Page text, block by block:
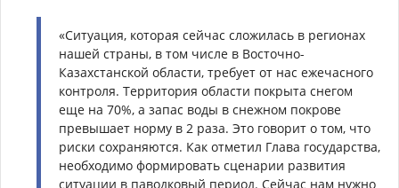
«Ситуация, которая сейчас сложилась в регионах
нашей страны, в том числе в Восточно-
Казахстанской области, требует от нас ежечасного
контроля. Территория области покрыта снегом
еще на 70%, а запас воды в снежном покрове
превышает норму в 2 раза. Это говорит о том, что
риски сохраняются. Как отметил Глава государства,
необходимо формировать сценарии развития
ситуации в паводковый период. Сейчас нам нужно